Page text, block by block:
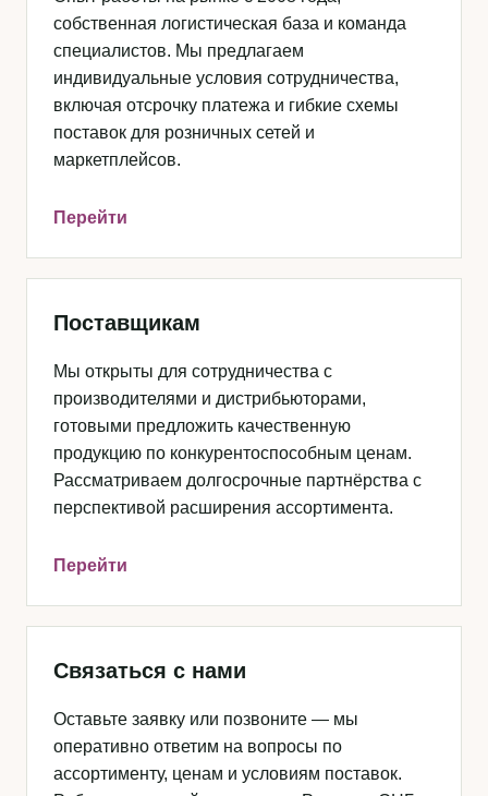
собственная логистическая база и команда
специалистов. Мы предлагаем
индивидуальные условия сотрудничества,
включая отсрочку платежа и гибкие схемы
поставок для розничных сетей и
маркетплейсов.
Перейти
Поставщикам
Мы открыты для сотрудничества с
производителями и дистрибьюторами,
готовыми предложить качественную
продукцию по конкурентоспособным ценам.
Рассматриваем долгосрочные партнёрства с
перспективой расширения ассортимента.
Перейти
Связаться с нами
Оставьте заявку или позвоните — мы
оперативно ответим на вопросы по
ассортименту, ценам и условиям поставок.